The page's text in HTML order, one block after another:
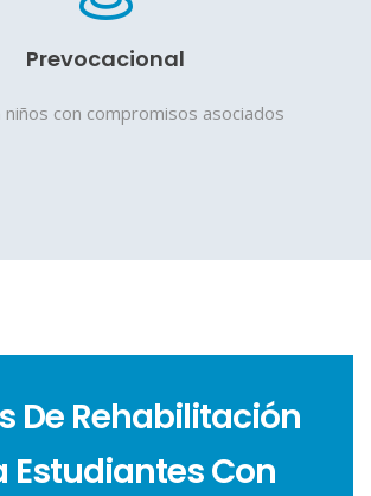
Prevocacional
niños con compromisos asociados
De Rehabilitación
Estudiantes Con